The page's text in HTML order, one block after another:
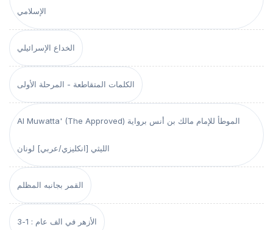
الإسلامي
الخداع الإسرائيلي
الكلمات المتقاطعة - المرحلة الأولى
Al Muwatta' (The Approved) الموطأ للإمام مالك بن أنس برواية
الليثي [انكليزي/عربي] لونان
القمر بجانبه المظلم
الأزهر في الف عام : 1-3